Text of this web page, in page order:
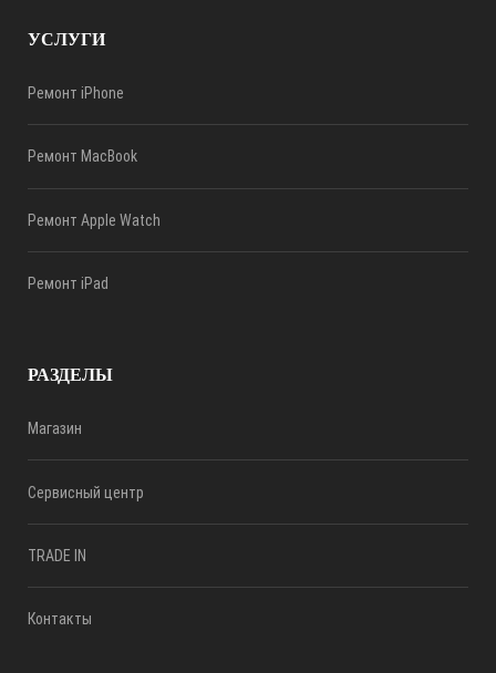
УСЛУГИ
Ремонт iPhone
Ремонт MacBook
Ремонт Apple Watch
Ремонт iPad
РАЗДЕЛЫ
Магазин
Сервисный центр
TRADE IN
Контакты